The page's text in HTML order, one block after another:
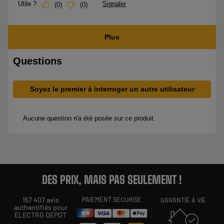
DES PRIX, MAIS PAS SEULEMENT !
157 407 avis
authentifiés pour
ELECTRO DEPOT
PAIEMENT SÉCURISÉ GARANTIE À VIE